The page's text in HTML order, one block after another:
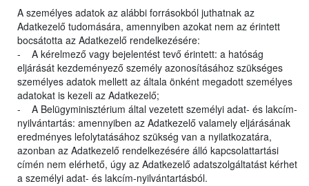
A személyes adatok az alábbi forrásokból juthatnak az
Adatkezelő tudomására, amennyiben azokat nem az érintett
bocsátotta az Adatkezelő rendelkezésére:
- A kérelmező vagy bejelentést tevő érintett: a hatóság
eljárását kezdeményező személy azonosításához szükséges
személyes adatok mellett az általa önként megadott személyes
adatokat is kezeli az Adatkezelő;
- A Belügyminisztérium által vezetett személyi adat- és lakcím-
nyilvántartás: amennyiben az Adatkezelő valamely eljárásának
eredményes lefolytatásához szükség van a nyilatkozatára,
azonban az Adatkezelő rendelkezésére álló kapcsolattartási
címén nem elérhető, úgy az Adatkezelő adatszolgáltatást kérhet
a személyi adat- és lakcím-nyilvántartásból.